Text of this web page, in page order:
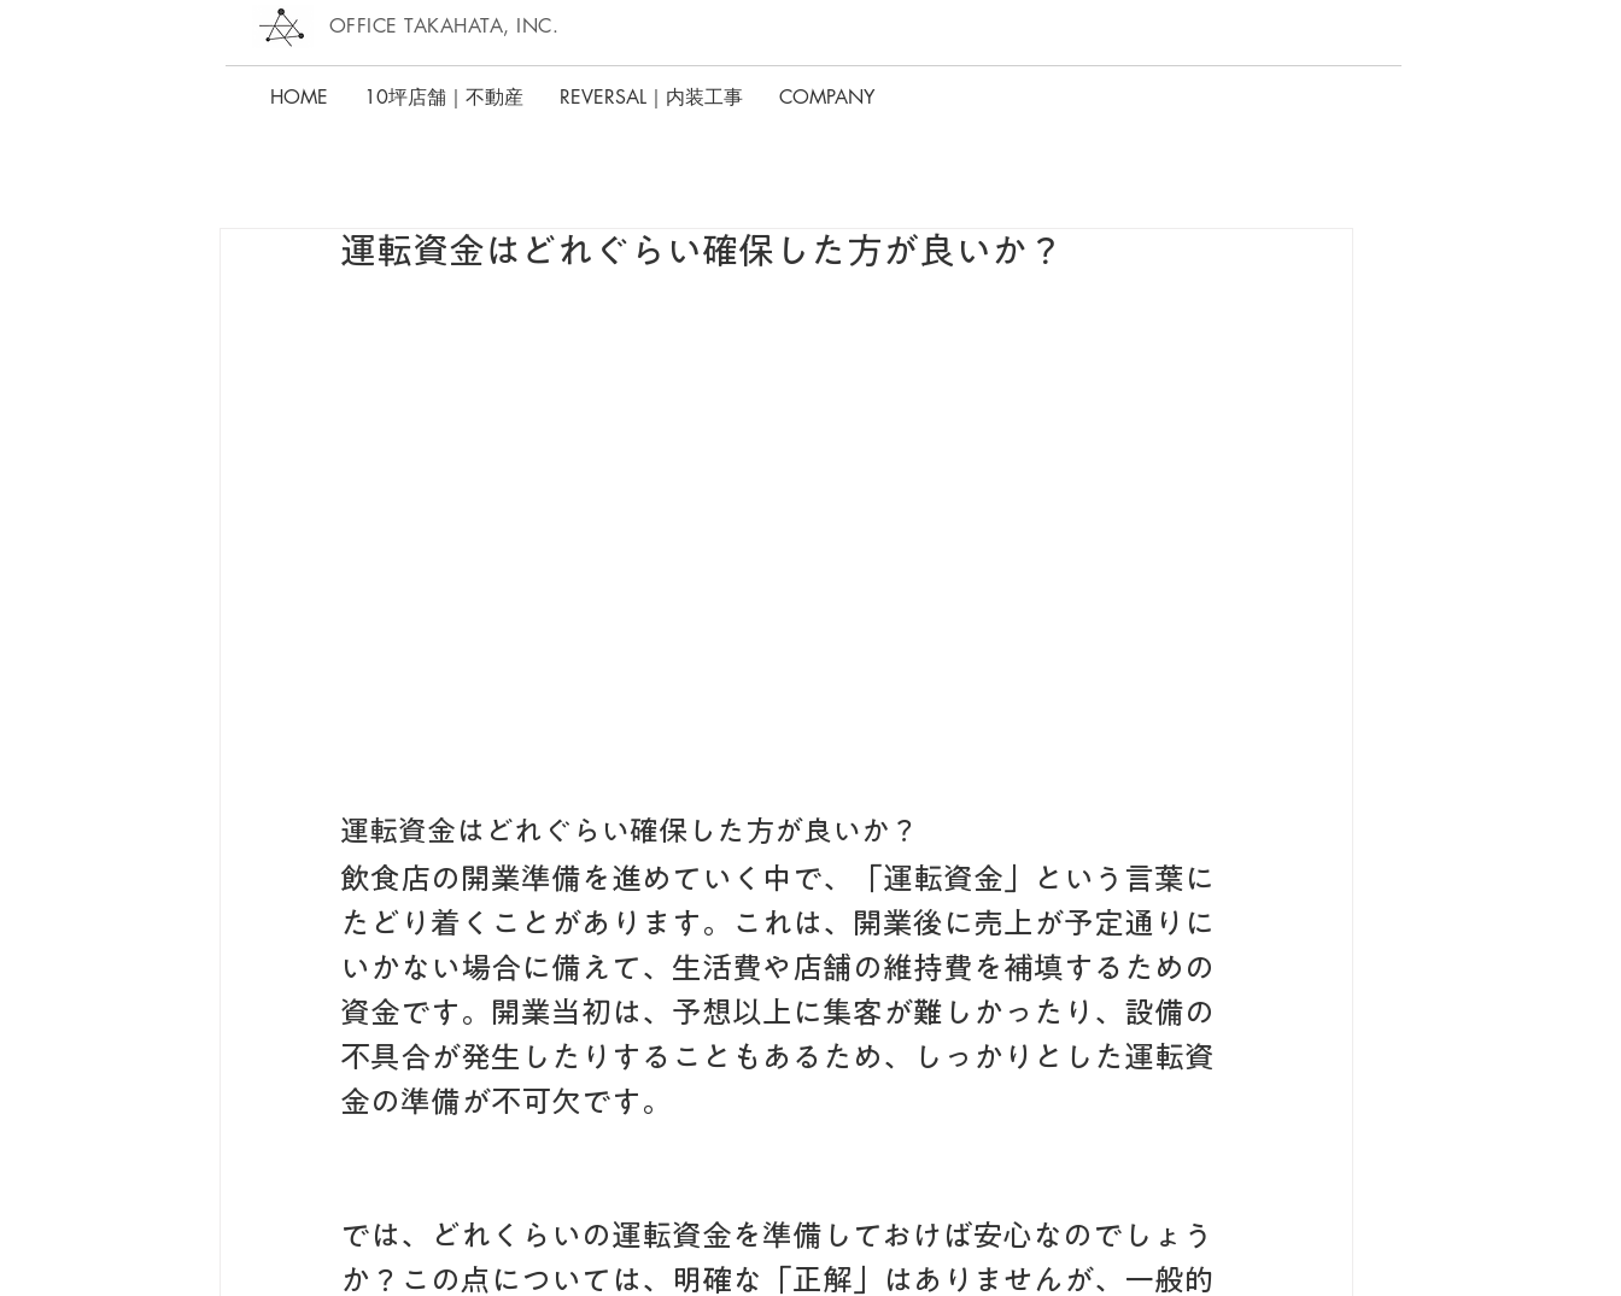
OFFICE TAKAHATA, INC.
HOME 10坪店舗｜不動産 REVERSAL｜内装工事 COMPANY
運転資金はどれぐらい確保した方が良いか？
運転資金はどれぐらい確保した方が良いか？
飲食店の開業準備を進めていく中で、「運転資金」という言葉に
たどり着くことがあります。これは、開業後に売上が予定通りに
いかない場合に備えて、生活費や店舗の維持費を補填するための
資金です。開業当初は、予想以上に集客が難しかったり、設備の
不具合が発生したりすることもあるため、しっかりとした運転資
金の準備が不可欠です。
では、どれくらいの運転資金を準備しておけば安心なのでしょう
か？この点については、明確な「正解」はありませんが、一般的